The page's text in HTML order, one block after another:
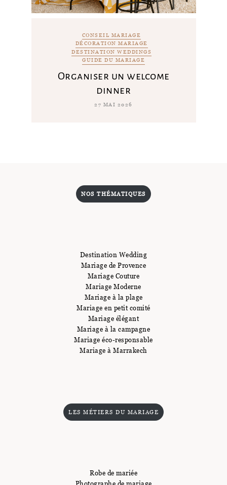
CONSEIL MARIAGE
DÉCORATION MARIAGE
DESTINATION WEDDINGS
GUIDE DU MARIAGE
Organiser un welcome
dinner
27 MAI 2026
NOS THÉMATIQUES
Destination Wedding
Mariage de Provence
Mariage Couture
Mariage Moderne
Mariage à la plage
Mariage en petit comité
Mariage élégant
Mariage à la campagne
Mariage éco-responsable
Mariage à Marrakech
LES MÉTIERS DU MARIAGE
Robe de mariée